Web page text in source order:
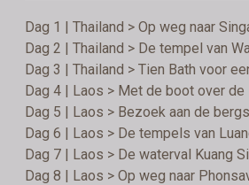
Dag 1 | Thailand > Op weg naar
Dag 2 | Thailand > De tempel van
Dag 3 | Thailand > Tien Bath voor
Dag 4 | Laos > Met de boot over de
Dag 5 | Laos > Bezoek aan de
Dag 6 | Laos > De tempels van
Dag 7 | Laos > De waterval Kuang Si
Dag 8 | Laos > Op weg naar